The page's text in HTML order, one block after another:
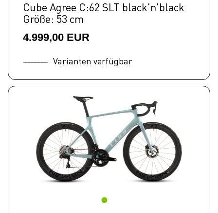
Cube Agree C:62 SLT black'n'black
Größe: 53 cm
4.999,00 EUR
Varianten verfügbar